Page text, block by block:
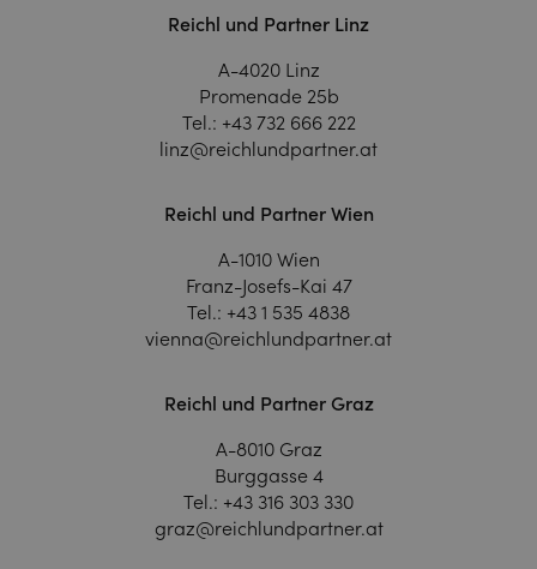
Reichl und Partner Linz
A-4020 Linz
Promenade 25b
Tel.: +43 732 666 222
linz@reichlundpartner.at
Reichl und Partner Wien
A-1010 Wien
Franz-Josefs-Kai 47
Tel.: +43 1 535 4838
vienna@reichlundpartner.at
Reichl und Partner Graz
A-8010 Graz
Burggasse 4
Tel.: +43 316 303 330
graz@reichlundpartner.at